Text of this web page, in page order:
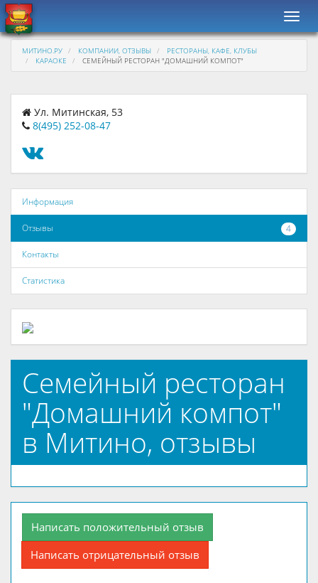
МИТИНО.РУ КОМПАНИИ, ОТЗЫВЫ
РЕСТОРАНЫ, КАФЕ, КЛУБЫ
КАРАОКЕ
СЕМЕЙНЫЙ РЕСТОРАН "ДОМАШНИЙ КОМПОТ"
Ул. Митинская, 53
8(495) 252-08-47
Информация
4
Отзывы
Контакты
Статистика
Семейный ресторан
"Домашний компот"
в Митино, отзывы
Написать положительный отзыв
Написать отрицательный отзыв